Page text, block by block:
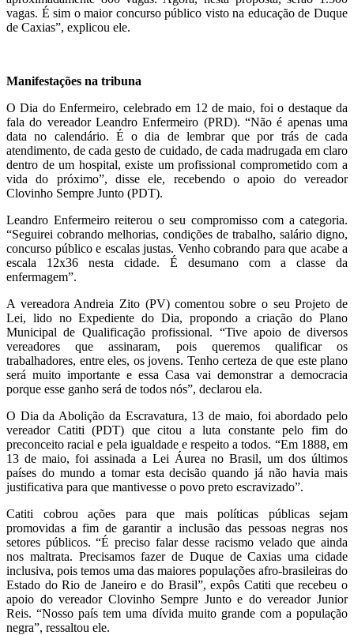
vagas. É sim o maior concurso público visto na educação de Duque
de Caxias”, explicou ele.
Manifestações na tribuna
O Dia do Enfermeiro, celebrado em 12 de maio, foi o destaque da
fala do vereador Leandro Enfermeiro (PRD). “Não é apenas uma
data no calendário. É o dia de lembrar que por trás de cada
atendimento, de cada gesto de cuidado, de cada madrugada em claro
dentro de um hospital, existe um profissional comprometido com a
vida do próximo”, disse ele, recebendo o apoio do vereador
Clovinho Sempre Junto (PDT).
Leandro Enfermeiro reiterou o seu compromisso com a categoria.
“Seguirei cobrando melhorias, condições de trabalho, salário digno,
concurso público e escalas justas. Venho cobrando para que acabe a
escala 12x36 nesta cidade. É desumano com a classe da
enfermagem”.
A vereadora Andreia Zito (PV) comentou sobre o seu Projeto de
Lei, lido no Expediente do Dia, propondo a criação do Plano
Municipal de Qualificação profissional. “Tive apoio de diversos
vereadores que assinaram, pois queremos qualificar os
trabalhadores, entre eles, os jovens. Tenho certeza de que este plano
será muito importante e essa Casa vai demonstrar a democracia
porque esse ganho será de todos nós”, declarou ela.
O Dia da Abolição da Escravatura, 13 de maio, foi abordado pelo
vereador Catiti (PDT) que citou a luta constante pelo fim do
preconceito racial e pela igualdade e respeito a todos. “Em 1888, em
13 de maio, foi assinada a Lei Áurea no Brasil, um dos últimos
países do mundo a tomar esta decisão quando já não havia mais
justificativa para que mantivesse o povo preto escravizado”.
Catiti cobrou ações para que mais políticas públicas sejam
promovidas a fim de garantir a inclusão das pessoas negras nos
setores públicos. “É preciso falar desse racismo velado que ainda
nos maltrata. Precisamos fazer de Duque de Caxias uma cidade
inclusiva, pois temos uma das maiores populações afro-brasileiras do
Estado do Rio de Janeiro e do Brasil”, expôs Catiti que recebeu o
apoio do vereador Clovinho Sempre Junto e do vereador Junior
Reis. “Nosso país tem uma dívida muito grande com a população
negra”, ressaltou ele.